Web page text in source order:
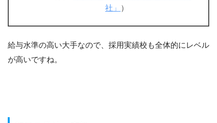
社」
）
給与水準の高い大手なので、採用実績校も全体的にレベル
が高いですね。